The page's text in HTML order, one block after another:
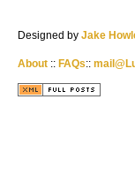
Designed by Jake
About :: FAQs::